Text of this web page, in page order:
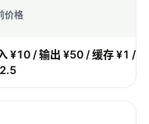
价格
¥10 / 输出 ¥50 / 缓存 ¥1 /